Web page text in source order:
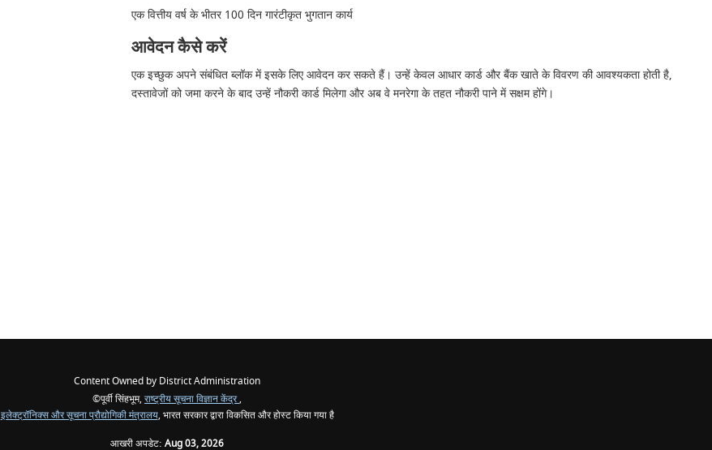
एक वित्तीय वर्ष के भीतर 100 दिन गारंटीकृत भुगतान कार्य
आवेदन कैसे करें
एक इच्छुक अपने संबंधित ब्लॉक में इसके लिए आवेदन कर सकते हैं। उन्हें केवल आधार कार्ड और बैंक खाते के विवरण की आवश्यकता होती है,
दस्तावेजों को जमा करने के बाद उन्हें नौकरी कार्ड मिलेगा और अब वे मनरेगा के तहत नौकरी पाने में सक्षम होंगे।
Content Owned by District Administration
©पूर्वी सिंहभूम, राष्ट्रीय सूचना विज्ञान केंद्र,
इलेक्ट्रॉनिक्स और सूचना प्रौद्योगिकी मंत्रालय, भारत सरकार द्वारा विकसित और होस्ट किया गया है
आखरी अपडेट: Aug 03, 2026